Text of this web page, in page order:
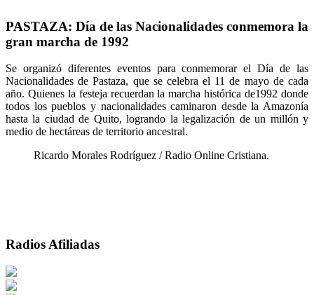
PASTAZA: Día de las Nacionalidades conmemora la
gran marcha de 1992
Se organizó diferentes eventos para conmemorar el Día de las
Nacionalidades de Pastaza, que se celebra el 11 de mayo de cada
año. Quienes la festeja recuerdan la marcha histórica de1992 donde
todos los pueblos y nacionalidades caminaron desde la Amazonía
hasta la ciudad de Quito, logrando la legalización de un millón y
medio de hectáreas de territorio ancestral.
Ricardo Morales Rodríguez / Radio Online Cristiana.
Radios Afiliadas